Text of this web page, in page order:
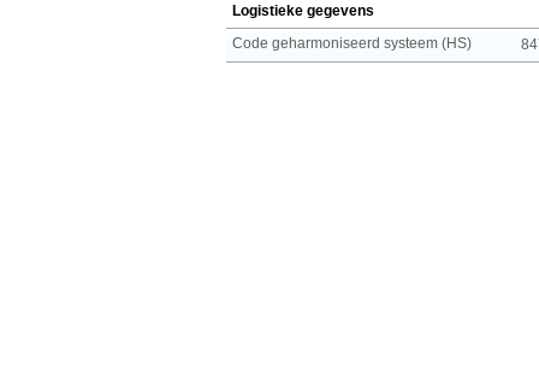
Logistieke gegevens
Code geharmoniseerd systeem (HS)